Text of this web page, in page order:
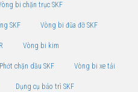
bi chặn trục SKF
SKF Vòng bi đũa đỡ SKF
Vòng bi kim
Phớt chặn dầu SKF Vòng bi xe tải
Dụng cụ bảo trì SKF